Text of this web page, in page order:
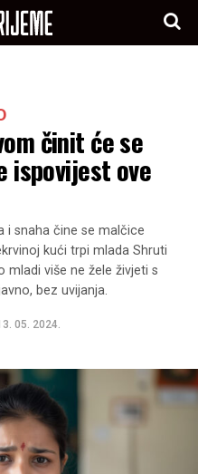
činit će se
ispovijest ove
i snaha čine se malčice
kući trpi mlada Shruti
mladi više ne žele živjeti s
bez uvijanja.
05. 2024.